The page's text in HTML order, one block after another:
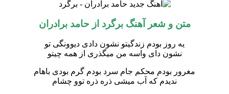
متن و شعر آهنگ برگرد از حامد برادران
یه روز بودم زندگیتو نشون دادی دیوونگی تو
نشون دای واسه من میگذری از همه چیتو
مغرور بودم محکم جام سرد بودم گرم بودی باهام
ندیدم که آب میشی ذره ذره توو چشام